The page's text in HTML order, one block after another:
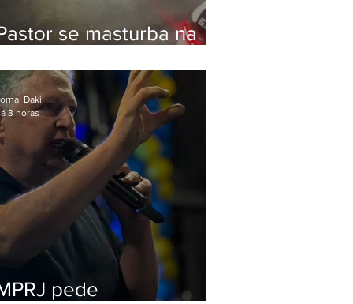
se masturba na
na Zona Oeste
pede
Daki
3 horas